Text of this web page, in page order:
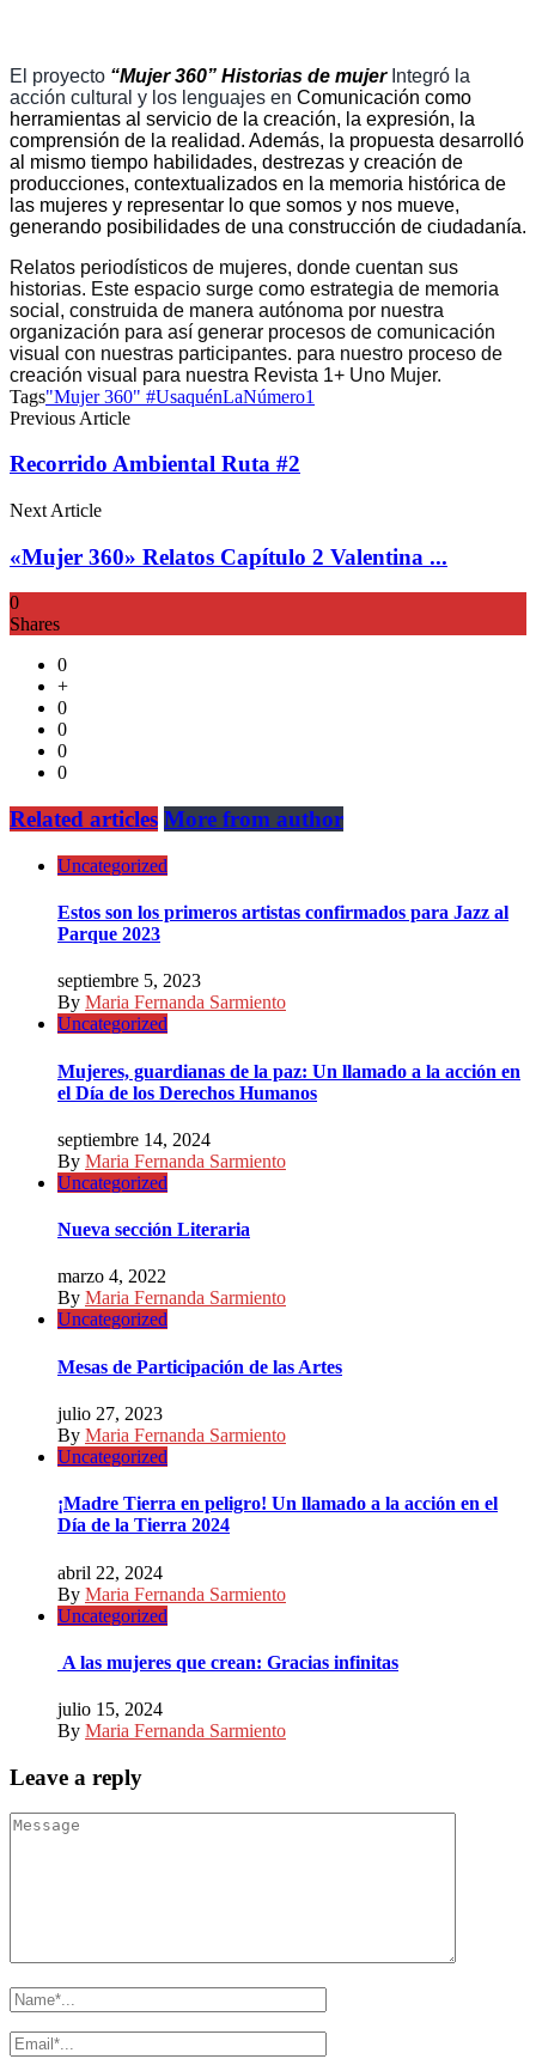
El proyecto “Mujer 360” Historias de mujer Integró la
acción cultural y los lenguajes en Comunicación como
herramientas al servicio de la creación, la expresión, la
comprensión de la realidad. Además, la propuesta desarrolló
al mismo tiempo habilidades, destrezas y creación de
producciones, contextualizados en la memoria histórica de
las mujeres y representar lo que somos y nos mueve,
generando posibilidades de una construcción de ciudadanía.
Relatos periodísticos de mujeres, donde cuentan sus
historias. Este espacio surge como estrategia de memoria
social, construida de manera autónoma por nuestra
organización para así generar procesos de comunicación
visual con nuestras participantes. para nuestro proceso de
creación visual para nuestra Revista 1+ Uno Mujer.
Tags"Mujer 360" #UsaquénLaNúmero1
Previous Article
Recorrido Ambiental Ruta #2
Next Article
«Mujer 360» Relatos Capítulo 2 Valentina ...
0
Shares
0
+
0
0
0
0
Related articles More from author
Uncategorized
Estos son los primeros artistas confirmados para Jazz al
Parque 2023
septiembre 5, 2023
By Maria Fernanda Sarmiento
Uncategorized
Mujeres, guardianas de la paz: Un llamado a la acción en
el Día de los Derechos Humanos
septiembre 14, 2024
By Maria Fernanda Sarmiento
Uncategorized
Nueva sección Literaria
marzo 4, 2022
By Maria Fernanda Sarmiento
Uncategorized
Mesas de Participación de las Artes
julio 27, 2023
By Maria Fernanda Sarmiento
Uncategorized
¡Madre Tierra en peligro! Un llamado a la acción en el
Día de la Tierra 2024
abril 22, 2024
By Maria Fernanda Sarmiento
Uncategorized
A las mujeres que crean: Gracias infinitas
julio 15, 2024
By Maria Fernanda Sarmiento
Leave a reply